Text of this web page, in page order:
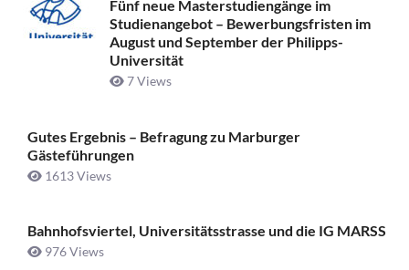
Fünf neue Masterstudiengänge im
Studienangebot – Bewerbungsfristen im
August und September der Philipps-
Universität
7 Views
Gutes Ergebnis – Befragung zu Marburger
Gästeführungen
1613 Views
Bahnhofsviertel, Universitätsstrasse und die IG MARSS
976 Views